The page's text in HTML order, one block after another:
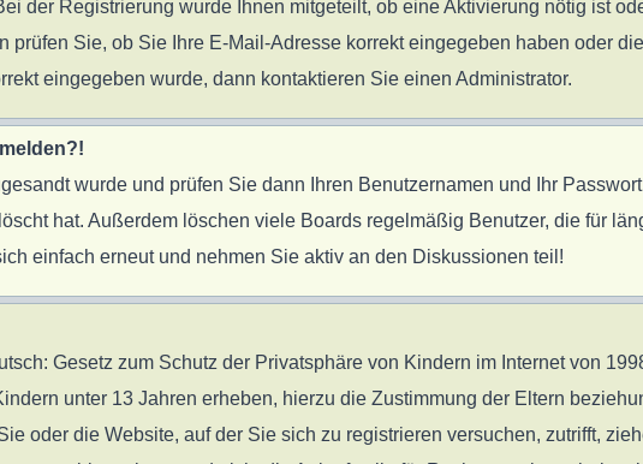
der Registrierung wurde Ihnen mitgeteilt, ob eine Aktivierung nötig ist
Sie, ob Sie Ihre E-Mail-Adresse korrekt eingegeben haben oder
eingegeben wurde, dann kontaktieren Sie einen Administrator.
wurde und prüfen Sie dann Ihren Benutzernamen und Ihr
hat. Außerdem löschen viele Boards regelmäßig Benutzer, die für
einfach erneut und nehmen Sie aktiv an den Diskussionen teil!
Gesetz zum Schutz der Privatsphäre von Kindern im Internet von
unter 13 Jahren erheben, hierzu die Zustimmung der Eltern
oder die Website, auf der Sie sich zu registrieren versuchen, zutrifft,